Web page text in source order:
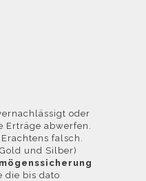
oder
Erträge abwerfen.
falsch.
und Silber)
die bis dato